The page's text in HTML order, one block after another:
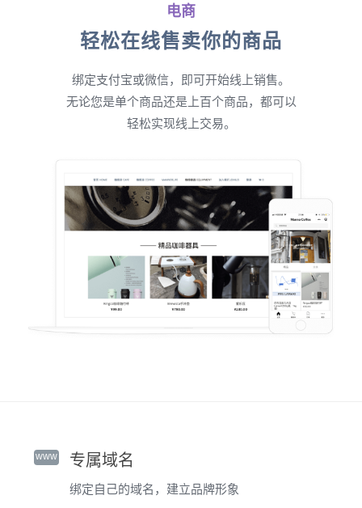
电商
轻松在线售卖你的商品
绑定支付宝或微信，即可开始线上销售。
无论您是单个商品还是上百个商品，都可以
轻松实现线上交易。
www 专属域名
绑定自己的域名，建立品牌形象